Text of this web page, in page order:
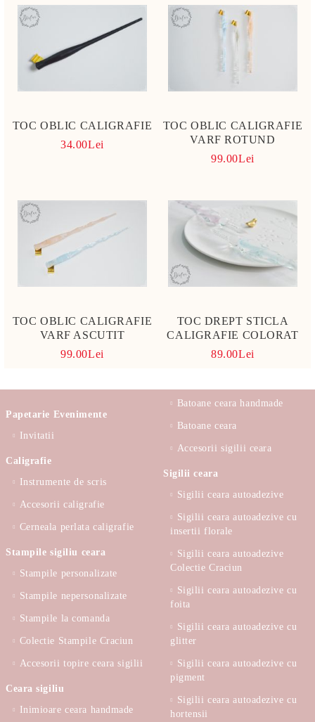
TOC OBLIC CALIGRAFIE
34.00Lei
TOC OBLIC CALIGRAFIE
VARF ROTUND
99.00Lei
TOC OBLIC CALIGRAFIE
VARF ASCUTIT
99.00Lei
TOC DREPT STICLA
CALIGRAFIE COLORAT
89.00Lei
Papetarie Evenimente
Invitatii
Caligrafie
Instrumente de scris
Accesorii caligrafie
Cerneala perlata caligrafie
Stampile sigiliu ceara
Stampile personalizate
Stampile nepersonalizate
Stampile la comanda
Colectie Stampile Craciun
Accesorii topire ceara sigilii
Ceara sigiliu
Inimioare ceara handmade
Batoane ceara handmade
Batoane ceara
Accesorii sigilii ceara
Sigilii ceara
Sigilii ceara autoadezive
Sigilii ceara autoadezive cu
insertii florale
Sigilii ceara autoadezive
Colectie Craciun
Sigilii ceara autoadezive cu
foita
Sigilii ceara autoadezive cu
glitter
Sigilii ceara autoadezive cu
pigment
Sigilii ceara autoadezive cu
hortensii